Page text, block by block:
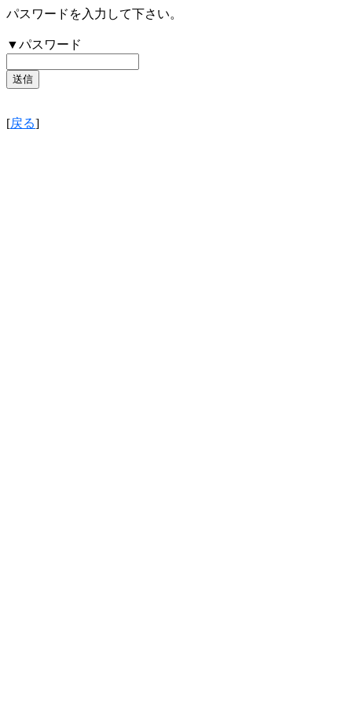
パスワードを入力して下さい。
▼パスワード
[戻る]